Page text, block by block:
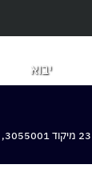
יבוא